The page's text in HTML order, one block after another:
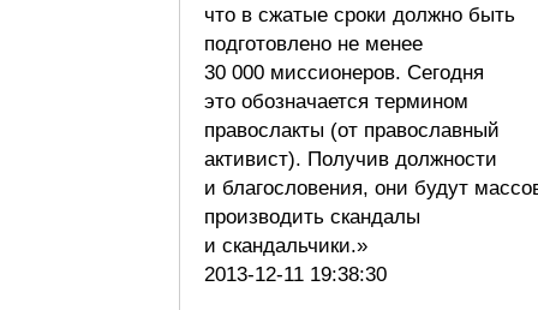
что в сжатые сроки должно быть
подготовлено не менее
30 000 миссионеров. Сегодня
это обозначается термином
правослакты (от православный
активист). Получив должности
и благословения, они будут
производить скандалы
и скандальчики.»
2013-12-11 19:38:30